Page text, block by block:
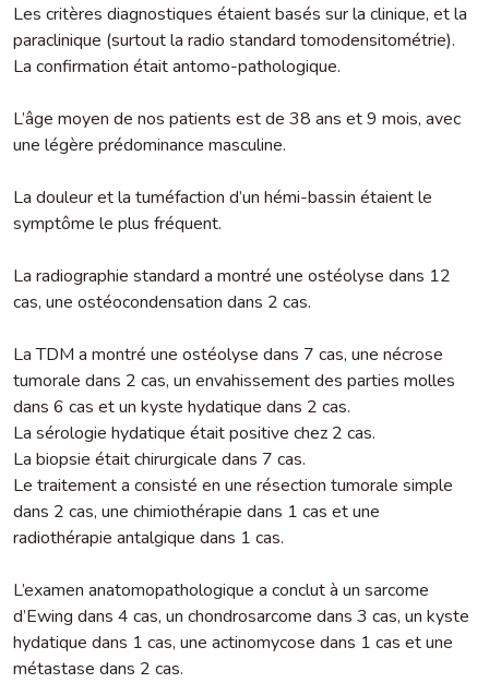
Les critères diagnostiques étaient basés sur la clinique, et la
paraclinique (surtout la radio standard tomodensitométrie).
La confirmation était antomo-pathologique.
L’âge moyen de nos patients est de 38 ans et 9 mois, avec
une légère prédominance masculine.
La douleur et la tuméfaction d’un hémi-bassin étaient le
symptôme le plus fréquent.
La radiographie standard a montré une ostéolyse dans 12
cas, une ostéocondensation dans 2 cas.
La TDM a montré une ostéolyse dans 7 cas, une nécrose
tumorale dans 2 cas, un envahissement des parties molles
dans 6 cas et un kyste hydatique dans 2 cas.
La sérologie hydatique était positive chez 2 cas.
La biopsie était chirurgicale dans 7 cas.
Le traitement a consisté en une résection tumorale simple
dans 2 cas, une chimiothérapie dans 1 cas et une
radiothérapie antalgique dans 1 cas.
L’examen anatomopathologique a conclut à un sarcome
d’Ewing dans 4 cas, un chondrosarcome dans 3 cas, un kyste
hydatique dans 1 cas, une actinomycose dans 1 cas et une
métastase dans 2 cas.